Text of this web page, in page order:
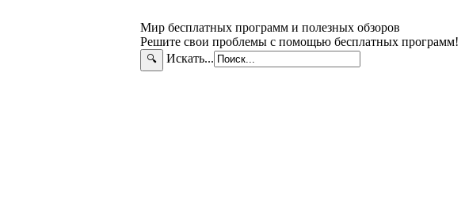
Мир бесплатных программ и полезных обзоров
Решите свои проблемы с помощью бесплатных программ!
🔍 Искать...